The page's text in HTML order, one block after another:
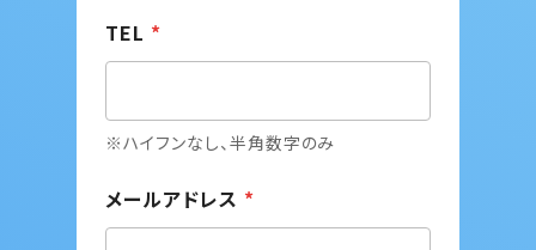
TEL *
※ハイフンなし、半角数字のみ
メールアドレス *